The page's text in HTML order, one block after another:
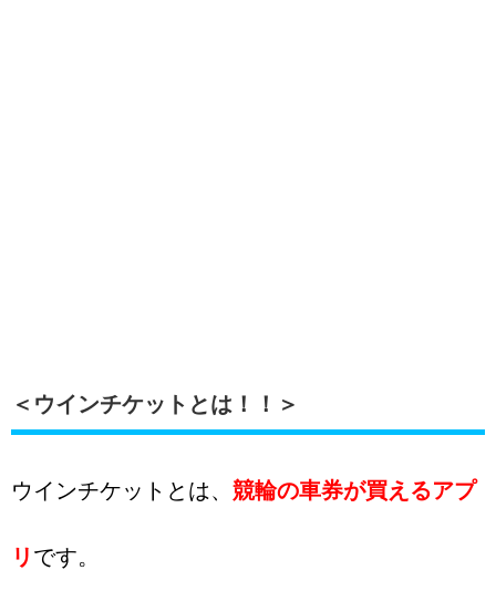
＜ウインチケットとは！！＞
ウインチケットとは、 競輪の車券が買えるアプ
リ です。